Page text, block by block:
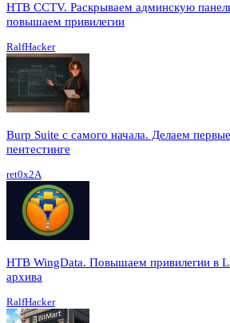
HTB CCTV. Раскрываем админскую
повышаем привилегии
RalfHacker
Burp Suite с самого начала. Делаем
пентестинге
ret0x2A
HTB WingData. Повышаем привилегии в
архива
RalfHacker